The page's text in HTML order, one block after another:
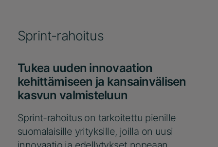
Sprint-rahoitus
Tukea uuden innovaation
kehittämiseen ja kansainvälisen
kasvun valmisteluun
Sprint-rahoitus on tarkoitettu pienille
suomalaisille yrityksille, joilla on uusi